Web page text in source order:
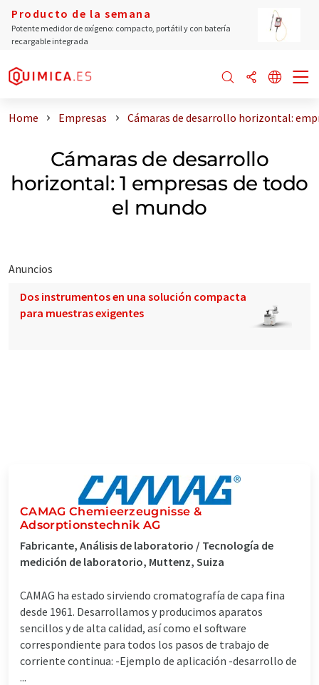
Producto de la semana
Potente medidor de oxígeno: compacto, portátil y con batería
recargable integrada
Home Empresas Cámaras de desarrollo horizontal:
Cámaras de desarrollo
horizontal: 1 empresas de todo
el mundo
Anuncios
Dos instrumentos en una solución compacta
para muestras exigentes
CAMAG Chemieerzeugnisse &
Adsorptionstechnik AG
Fabricante, Análisis de laboratorio / Tecnología de
medición de laboratorio, Muttenz, Suiza
CAMAG ha estado sirviendo cromatografía de capa fina
desde 1961. Desarrollamos y producimos aparatos
sencillos y de alta calidad, así como el software
correspondiente para todos los pasos de trabajo de
corriente continua: -Ejemplo de aplicación -desarrollo de
...